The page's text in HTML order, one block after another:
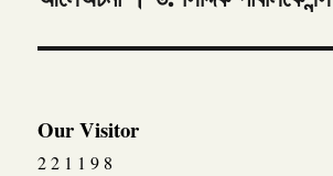
Our Visitor
2 2 1 1 9 8